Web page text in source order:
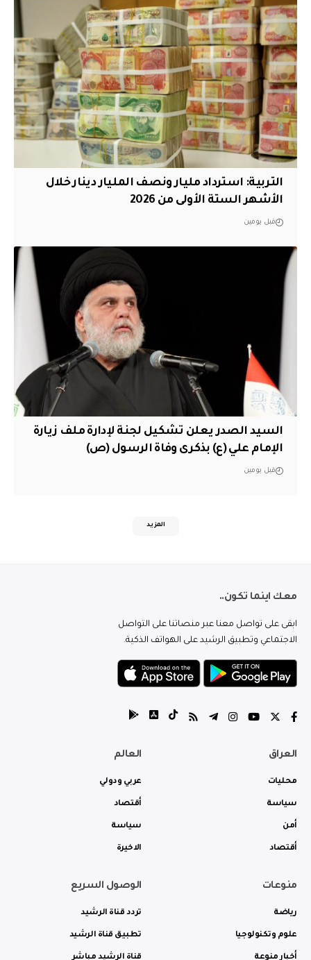
التربية: استرداد مليار ونصف المليار دينار خلال
الأشهر الستة الأولى من 2026
قبل يومين
السيد الصدر يعلن تشكيل لجنة لإدارة ملف زيارة
الإمام علي (ع) بذكرى وفاة الرسول (ص)
قبل يومين
المزيد
معك اينما تكون..
ابقى على تواصل معنا عبر منصاتنا على التواصل
الاجتماعي وتطبيق الرشيد على الهواتف الذكية.
العراق
محليات
سياسة
أمن
أقتصاد
العالم
عربي ودولي
أقتصاد
سياسة
الاخيرة
منوعات
رياضة
علوم وتكنولوجيا
أخبار منوعة
الوصول السريع
تردد قناة الرشيد
تطبيق قناة الرشيد
قناة الرشيد مباشر